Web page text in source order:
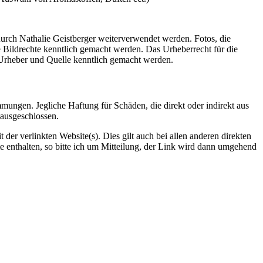
Nathalie Geistberger weiterverwendet werden. Fotos, die
kenntlich gemacht werden. Das Urheberrecht für die
und Quelle kenntlich gemacht werden.
Jegliche Haftung für Schäden, die direkt oder indirekt aus
verlinkten Website(s). Dies gilt auch bei allen anderen direkten
enthalten, so bitte ich um Mitteilung, der Link wird dann umgehend